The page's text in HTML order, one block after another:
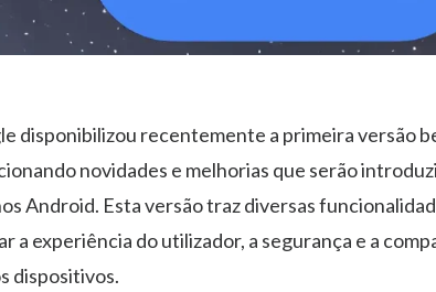
disponibilizou recentemente a primeira versão
novidades e melhorias que serão
Android. Esta versão traz diversas
a experiência do utilizador, a segurança e a
dispositivos.